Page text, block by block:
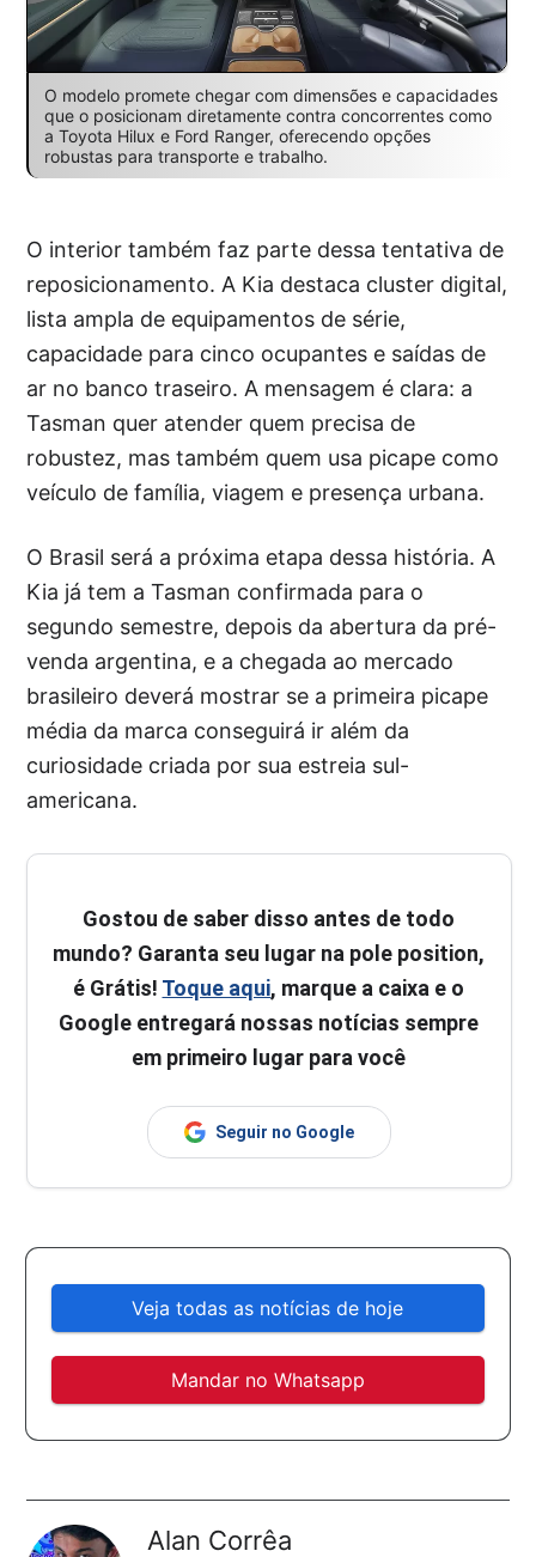
O modelo promete chegar com dimensões e capacidades
que o posicionam diretamente contra concorrentes como
a Toyota Hilux e Ford Ranger, oferecendo opções
robustas para transporte e trabalho.
O interior também faz parte dessa tentativa de
reposicionamento. A Kia destaca cluster digital,
lista ampla de equipamentos de série,
capacidade para cinco ocupantes e saídas de
ar no banco traseiro. A mensagem é clara: a
Tasman quer atender quem precisa de
robustez, mas também quem usa picape como
veículo de família, viagem e presença urbana.
O Brasil será a próxima etapa dessa história. A
Kia já tem a Tasman confirmada para o
segundo semestre, depois da abertura da pré-
venda argentina, e a chegada ao mercado
brasileiro deverá mostrar se a primeira picape
média da marca conseguirá ir além da
curiosidade criada por sua estreia sul-
americana.
Gostou de saber disso antes de todo
mundo? Garanta seu lugar na pole position,
é Grátis! Toque aqui, marque a caixa e o
Google entregará nossas notícias sempre
em primeiro lugar para você
Seguir no Google
Veja todas as notícias de hoje
Mandar no Whatsapp
Alan Corrêa